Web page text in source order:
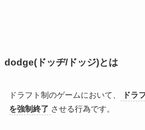
dodge(ドッヂ/ドッジ)とは
ドラフト制のゲームにおいて、
ドラ
を強制終了 させる行為です。